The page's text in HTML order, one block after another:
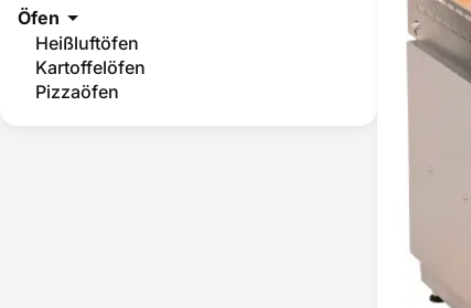
Öfen
Heißluftöfen
Kartoffelöfen
Pizzaöfen